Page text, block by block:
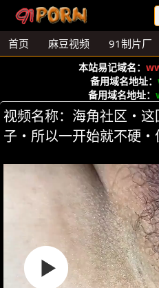
首页 麻豆视频 91制片厂
本站易记域名：
备用域名地址：
备用域名地址：
视频名称：海角社区・
子・所以一开始就不硬